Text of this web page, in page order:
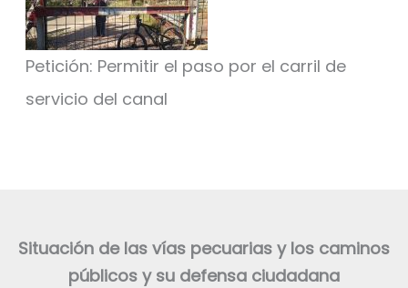
Petición: Permitir el paso por el carril de
servicio del canal
Situación de las vías pecuarias y los caminos
públicos y su defensa ciudadana